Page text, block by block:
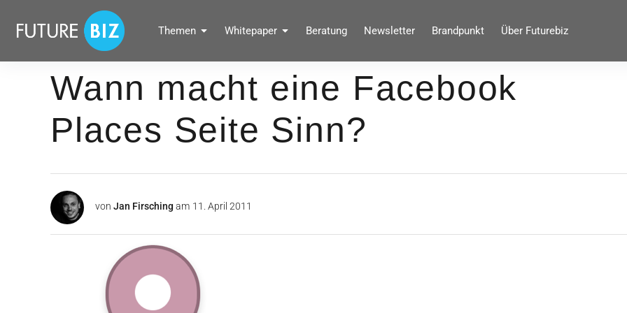
überspringen
FUTUREBIZ
Social Media Marketing Blog für Unternehmen by BRANDPUNKT
Themen Whitepaper Beratung Newsletter Brandpunkt Über Futurebiz
Wann macht eine Facebook
Places Seite Sinn?
von Jan Firsching am 11. April 2011